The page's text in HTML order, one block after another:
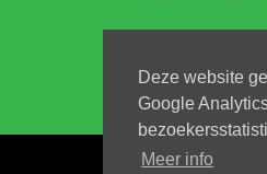
Deze website
Google
Meer info